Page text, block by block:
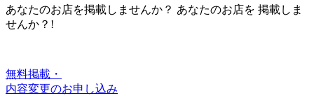
あなたのお店を掲載しませんか？ あなたのお店を 掲載しま
せんか？!
無料掲載・
内容変更のお申し込み